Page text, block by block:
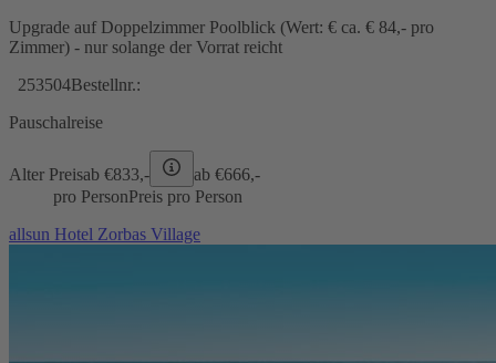
Upgrade auf Doppelzimmer Poolblick (Wert: € ca. € 84,- pro
Zimmer) - nur solange der Vorrat reicht
253504Bestellnr.:
Pauschalreise
Alter Preisab €833,- ab €666,-
pro PersonPreis pro Person
allsun Hotel Zorbas Village